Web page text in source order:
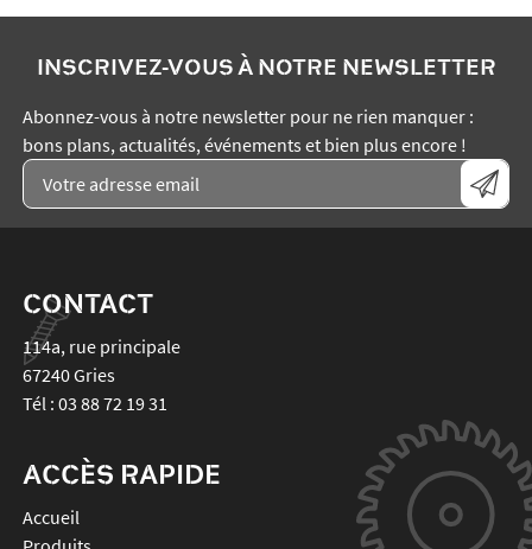
INSCRIVEZ-VOUS À NOTRE NEWSLETTER
Abonnez-vous à notre newsletter pour ne rien manquer :
bons plans, actualités, événements et bien plus encore !
CONTACT
114a, rue principale
67240Gries
Tél : 03 88 72 19 31
ACCÈS RAPIDE
Accueil